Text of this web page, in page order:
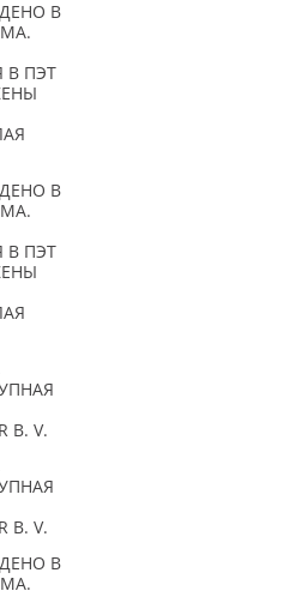
В
В ПЭТ
В
В ПЭТ
B. V.
B. V.
В